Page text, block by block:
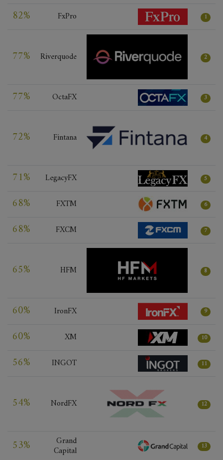
82% FxPro 1
77% Riverquode 2
77% OctaFX 3
72% Fintana 4
71% LegacyFX 5
68% FXTM 6
68% FXCM 7
65% HFM 8
60% IronFX 9
60% XM 10
56% INGOT 11
54% NordFX 12
53% Grand
Capital 13